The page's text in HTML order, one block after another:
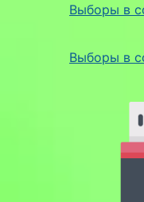
Выборы в
Выборы в